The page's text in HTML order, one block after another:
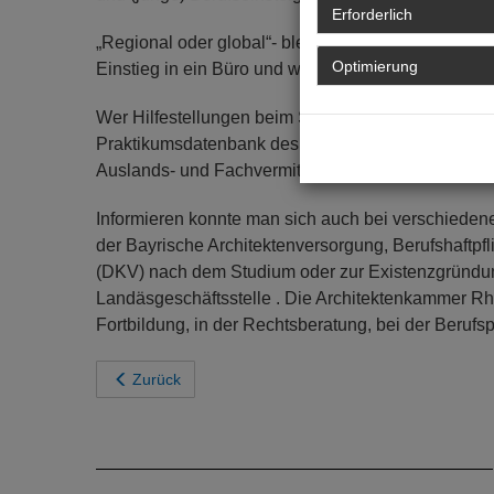
„Regional oder global“- bleibe ich hier oder gehe
Einstieg in ein Büro und wo kann ich erste
Wer Hilfestellungen beim Schritt ins Ausland
Praktikumsdatenbank des Netzwerks
Auslands- und Fachvermittlung der Bundesagentur
Informieren konnte man sich auch bei
der Bayrische Architektenversorgung,
(DKV) nach dem Studium oder zur
Landäsgeschäftsstelle . Die Architektenkammer
Fortbildung, in der Rechtsberatung, bei der
Zurück
Erforderlich
Optimierung